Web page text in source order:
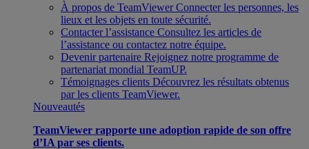
À propos de TeamViewer Connecter les personnes, les
lieux et les objets en toute sécurité.
Contacter l’assistance Consultez les articles de
l’assistance ou contactez notre équipe.
Devenir partenaire Rejoignez notre programme de
partenariat mondial TeamUP.
Témoignages clients Découvrez les résultats obtenus
par les clients TeamViewer.
Nouveautés
TeamViewer rapporte une adoption rapide de son offre
d’IA par ses clients.